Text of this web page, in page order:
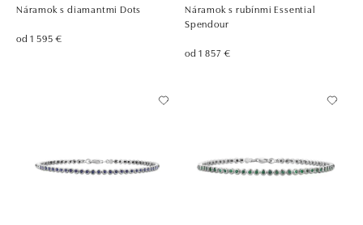
Náramok s diamantmi Dots
od 1 595 €
Náramok s rubínmi Essential
Spendour
od 1 857 €